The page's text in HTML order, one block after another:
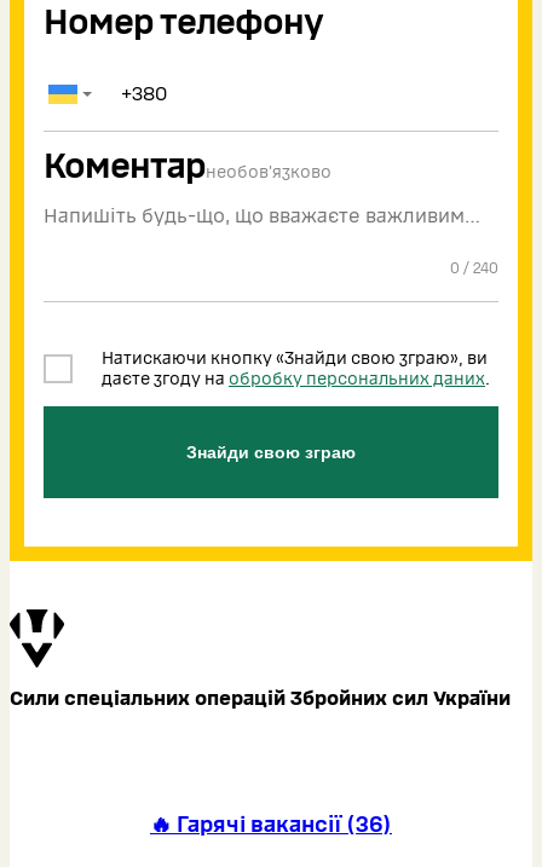
Номер телефону
Коментарнеобов'язково
0 / 240
Натискаючи кнопку «Знайди свою зграю», ви
даєте згоду на обробку персональних даних.
Знайди свою зграю
Сили спеціальних операцій Збройних сил України
🔥 Гарячі вакансії(36)